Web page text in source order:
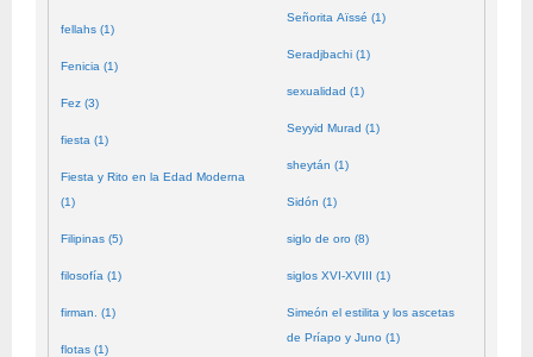
fellahs (1)
Fenicia (1)
Fez (3)
fiesta (1)
Fiesta y Rito en la Edad Moderna
(1)
Filipinas (5)
filosofía (1)
firman. (1)
flotas (1)
Señorita Aïssé (1)
Seradjbachi (1)
sexualidad (1)
Seyyid Murad (1)
sheytán (1)
Sidón (1)
siglo de oro (8)
siglos XVI-XVIII (1)
Simeón el estilita y los ascetas
de Príapo y Juno (1)